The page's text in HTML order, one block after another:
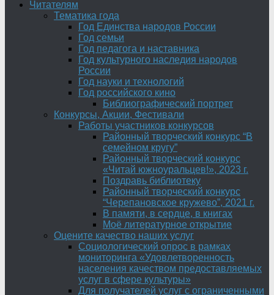
Читателям
Тематика года
Год Единства народов России
Год семьи
Год педагога и наставника
Год культурного наследия народов
России
Год науки и технологий
Год российского кино
Библиографический портрет
Конкурсы, Акции, Фестивали
Работы участников конкурсов
Районный творческий конкурс “В
семейном кругу”
Районный творческий конкурс
«Читай южноуральцев!», 2023 г.
Поздравь библиотеку
Районный творческий конкурс
“Черепановское кружево”, 2021 г.
В памяти, в сердце, в книгах
Моё литературное открытие
Оцените качество наших услуг
Социологический опрос в рамках
мониторинга «Удовлетворенность
населения качеством предоставляемых
услуг в сфере культуры»
Для получателей услуг с ограниченными